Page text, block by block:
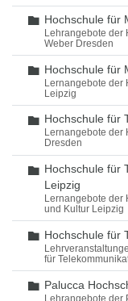
Ordner
Hochschule für
Lehrangebote
Weber Dresden
Ordner
Hochschule für
Lernangebote
Leipzig
Ordner
Hochschule für
Lernangebote der
Dresden
Ordner
Hochschule für
Leipzig
Lernangebote der
und Kultur Leipzig
Ordner
Hochschule für
für
Ordner
Palucca
Lehrangebote